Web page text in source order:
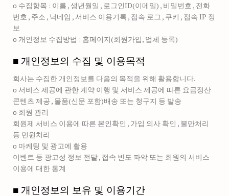
ο 수집항목 : 이름 , 생년월일 , 로그인ID(이메일) , 비밀번호 , 전화
번호 , 주소 , 닉네임 , 서비스 이용기록 , 접속 로그 , 쿠키 , 접속 IP 정
보
ο 개인정보 수집방법 : 홈페이지(회원가입, 업체 등록)
■ 개인정보의 수집 및 이용목적
회사는 수집한 개인정보를 다음의 목적을 위해 활용합니다.
ο 서비스 제공에 관한 계약 이행 및 서비스 제공에 따른 요금정산
콘텐츠 제공 , 물품(신문 포함)배송 또는 청구지 등 발송
ο 회원 관리
회원제 서비스 이용에 따른 본인확인 , 가입 의사 확인 , 불만처리
등 민원처리
ο 마케팅 및 광고에 활용
이벤트 등 광고성 정보 전달 , 접속 빈도 파악 또는 회원의 서비스
이용에 대한 통계
■ 개인정보의 보유 및 이용기간